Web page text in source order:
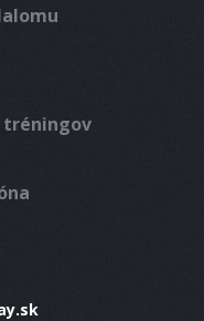
tréningov